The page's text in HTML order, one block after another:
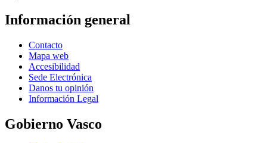
Información general
Contacto
Mapa web
Accesibilidad
Sede Electrónica
Danos tu opinión
Información Legal
Gobierno Vasco